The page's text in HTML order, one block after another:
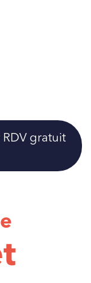
gratuit